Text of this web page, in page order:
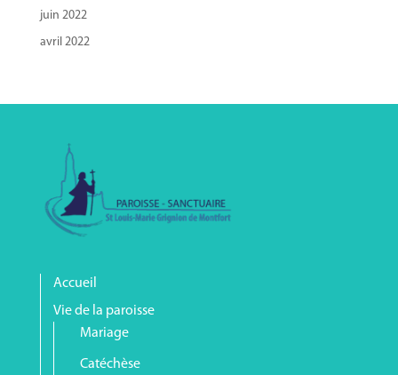
juin 2022
avril 2022
Accueil
Vie de la paroisse
Mariage
Catéchèse